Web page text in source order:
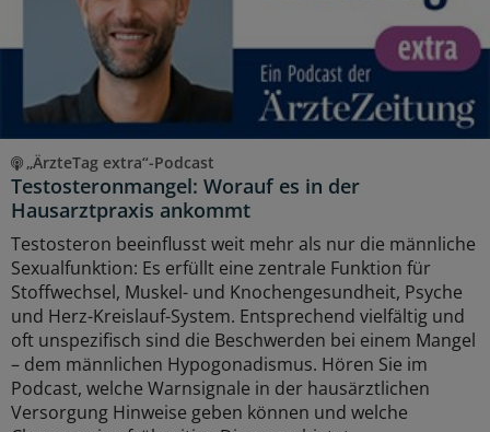
„ÄrzteTag extra“-Podcast
Testosteronmangel: Worauf es in der
Hausarztpraxis ankommt
Testosteron beeinflusst weit mehr als nur die männliche
Sexualfunktion: Es erfüllt eine zentrale Funktion für
Stoffwechsel, Muskel- und Knochengesundheit, Psyche
und Herz-Kreislauf-System. Entsprechend vielfältig und
oft unspezifisch sind die Beschwerden bei einem Mangel
– dem männlichen Hypogonadismus. Hören Sie im
Podcast, welche Warnsignale in der hausärztlichen
Versorgung Hinweise geben können und welche